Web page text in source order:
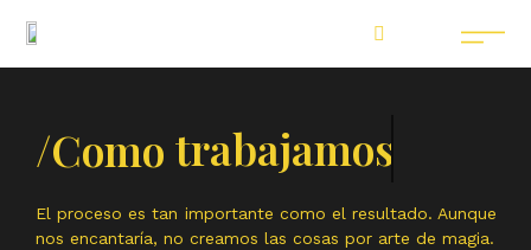
/Como trabajamos
El proceso es tan importante como el resultado. Aunque
nos encantaría, no creamos las cosas por arte de magia.